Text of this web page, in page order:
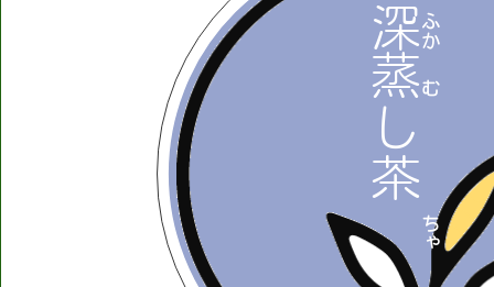
深
蒸
し
茶
ふ
か
む
ち
ゃ